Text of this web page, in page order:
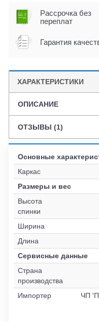
Рассрочка без
переплат
Гарантия
ХАРАКТЕРИСТИКИ
ОПИСАНИЕ
ОТЗЫВЫ (1)
Основные
Каркас
Размеры и вес
Высота
спинки
Ширина
Длина
Сервисные данные
Страна
производства
Импортер
ЧП